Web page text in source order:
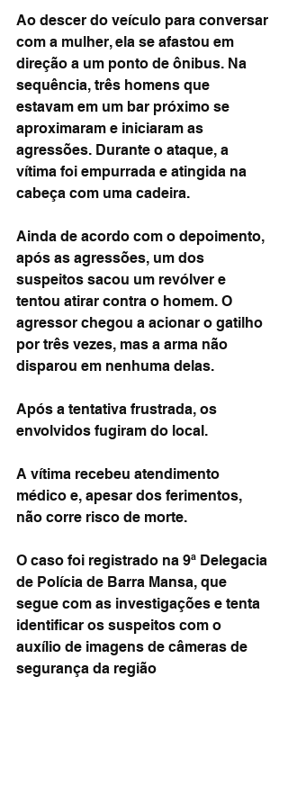
Ao descer do veículo para conversar
com a mulher, ela se afastou em
direção a um ponto de ônibus. Na
sequência, três homens que
estavam em um bar próximo se
aproximaram e iniciaram as
agressões. Durante o ataque, a
vítima foi empurrada e atingida na
cabeça com uma cadeira.
Ainda de acordo com o depoimento,
após as agressões, um dos
suspeitos sacou um revólver e
tentou atirar contra o homem. O
agressor chegou a acionar o gatilho
por três vezes, mas a arma não
disparou em nenhuma delas.
Após a tentativa frustrada, os
envolvidos fugiram do local.
A vítima recebeu atendimento
médico e, apesar dos ferimentos,
não corre risco de morte.
O caso foi registrado na 9ª Delegacia
de Polícia de Barra Mansa, que
segue com as investigações e tenta
identificar os suspeitos com o
auxílio de imagens de câmeras de
segurança da região